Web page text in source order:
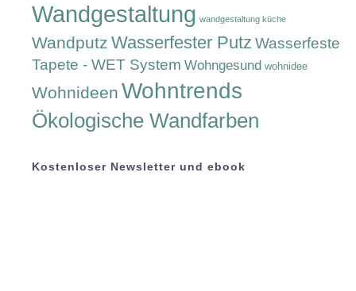
Wandgestaltung wandgestaltung küche
Wandputz Wasserfester Putz Wasserfeste
Tapete - WET System Wohngesund wohnidee
Wohnideen Wohntrends
Ökologische Wandfarben
Kostenloser Newsletter und ebook